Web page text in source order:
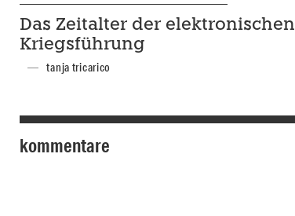
Das Zeitalter der elektronischen
Kriegsführung
tanja tricarico
kommentare